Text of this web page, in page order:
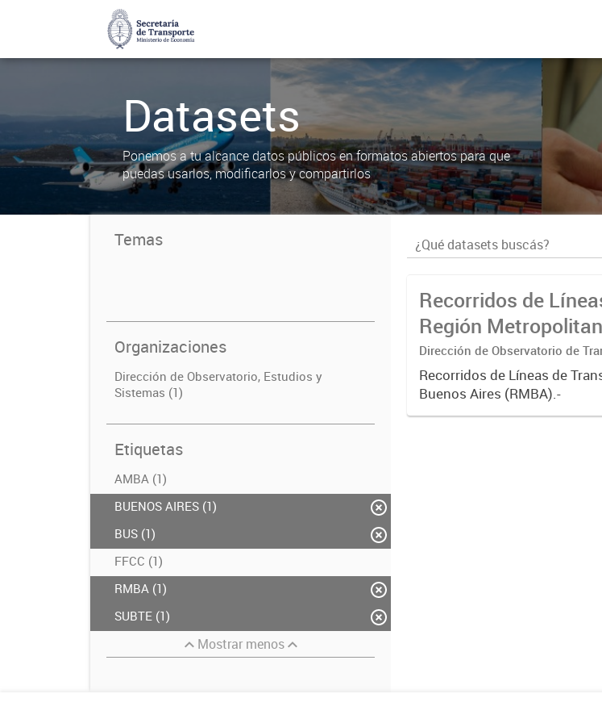
Datasets
Ponemos a tu alcance datos públicos en formatos abiertos para que
puedas usarlos, modificarlos y compartirlos
Temas
Organizaciones
Dirección de Observatorio, Estudios y
Sistemas (1)
Etiquetas
AMBA (1)
BUENOS AIRES (1)
BUS (1)
FFCC (1)
RMBA (1)
SUBTE (1)
Mostrar menos
Recorridos de
Región
(RMBA)
Dirección de Observatorio de
Recorridos de Líneas de
Buenos Aires (RMBA).-